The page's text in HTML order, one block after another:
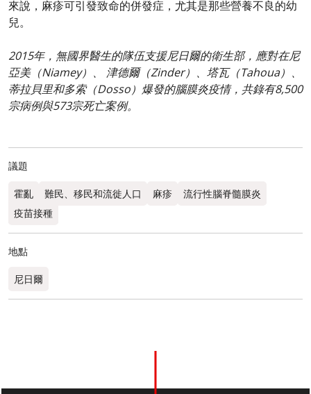
來說，麻疹可引發致命的併發症，尤其是那些營養不良的幼
兒。
2015年，無國界醫生的隊伍支援尼日爾的衛生部，應對在尼
亞美（Niamey）、 津德爾（Zinder）、塔瓦（Tahoua）、
蒂拉貝里和多索（Dosso）爆發的腦膜炎疫情，共錄有8,500
宗病例與573宗死亡案例。
議題
霍亂 難民、移民和流徙人口 麻疹
流行性腦脊髓膜炎
疫苗接種
地點
尼日爾